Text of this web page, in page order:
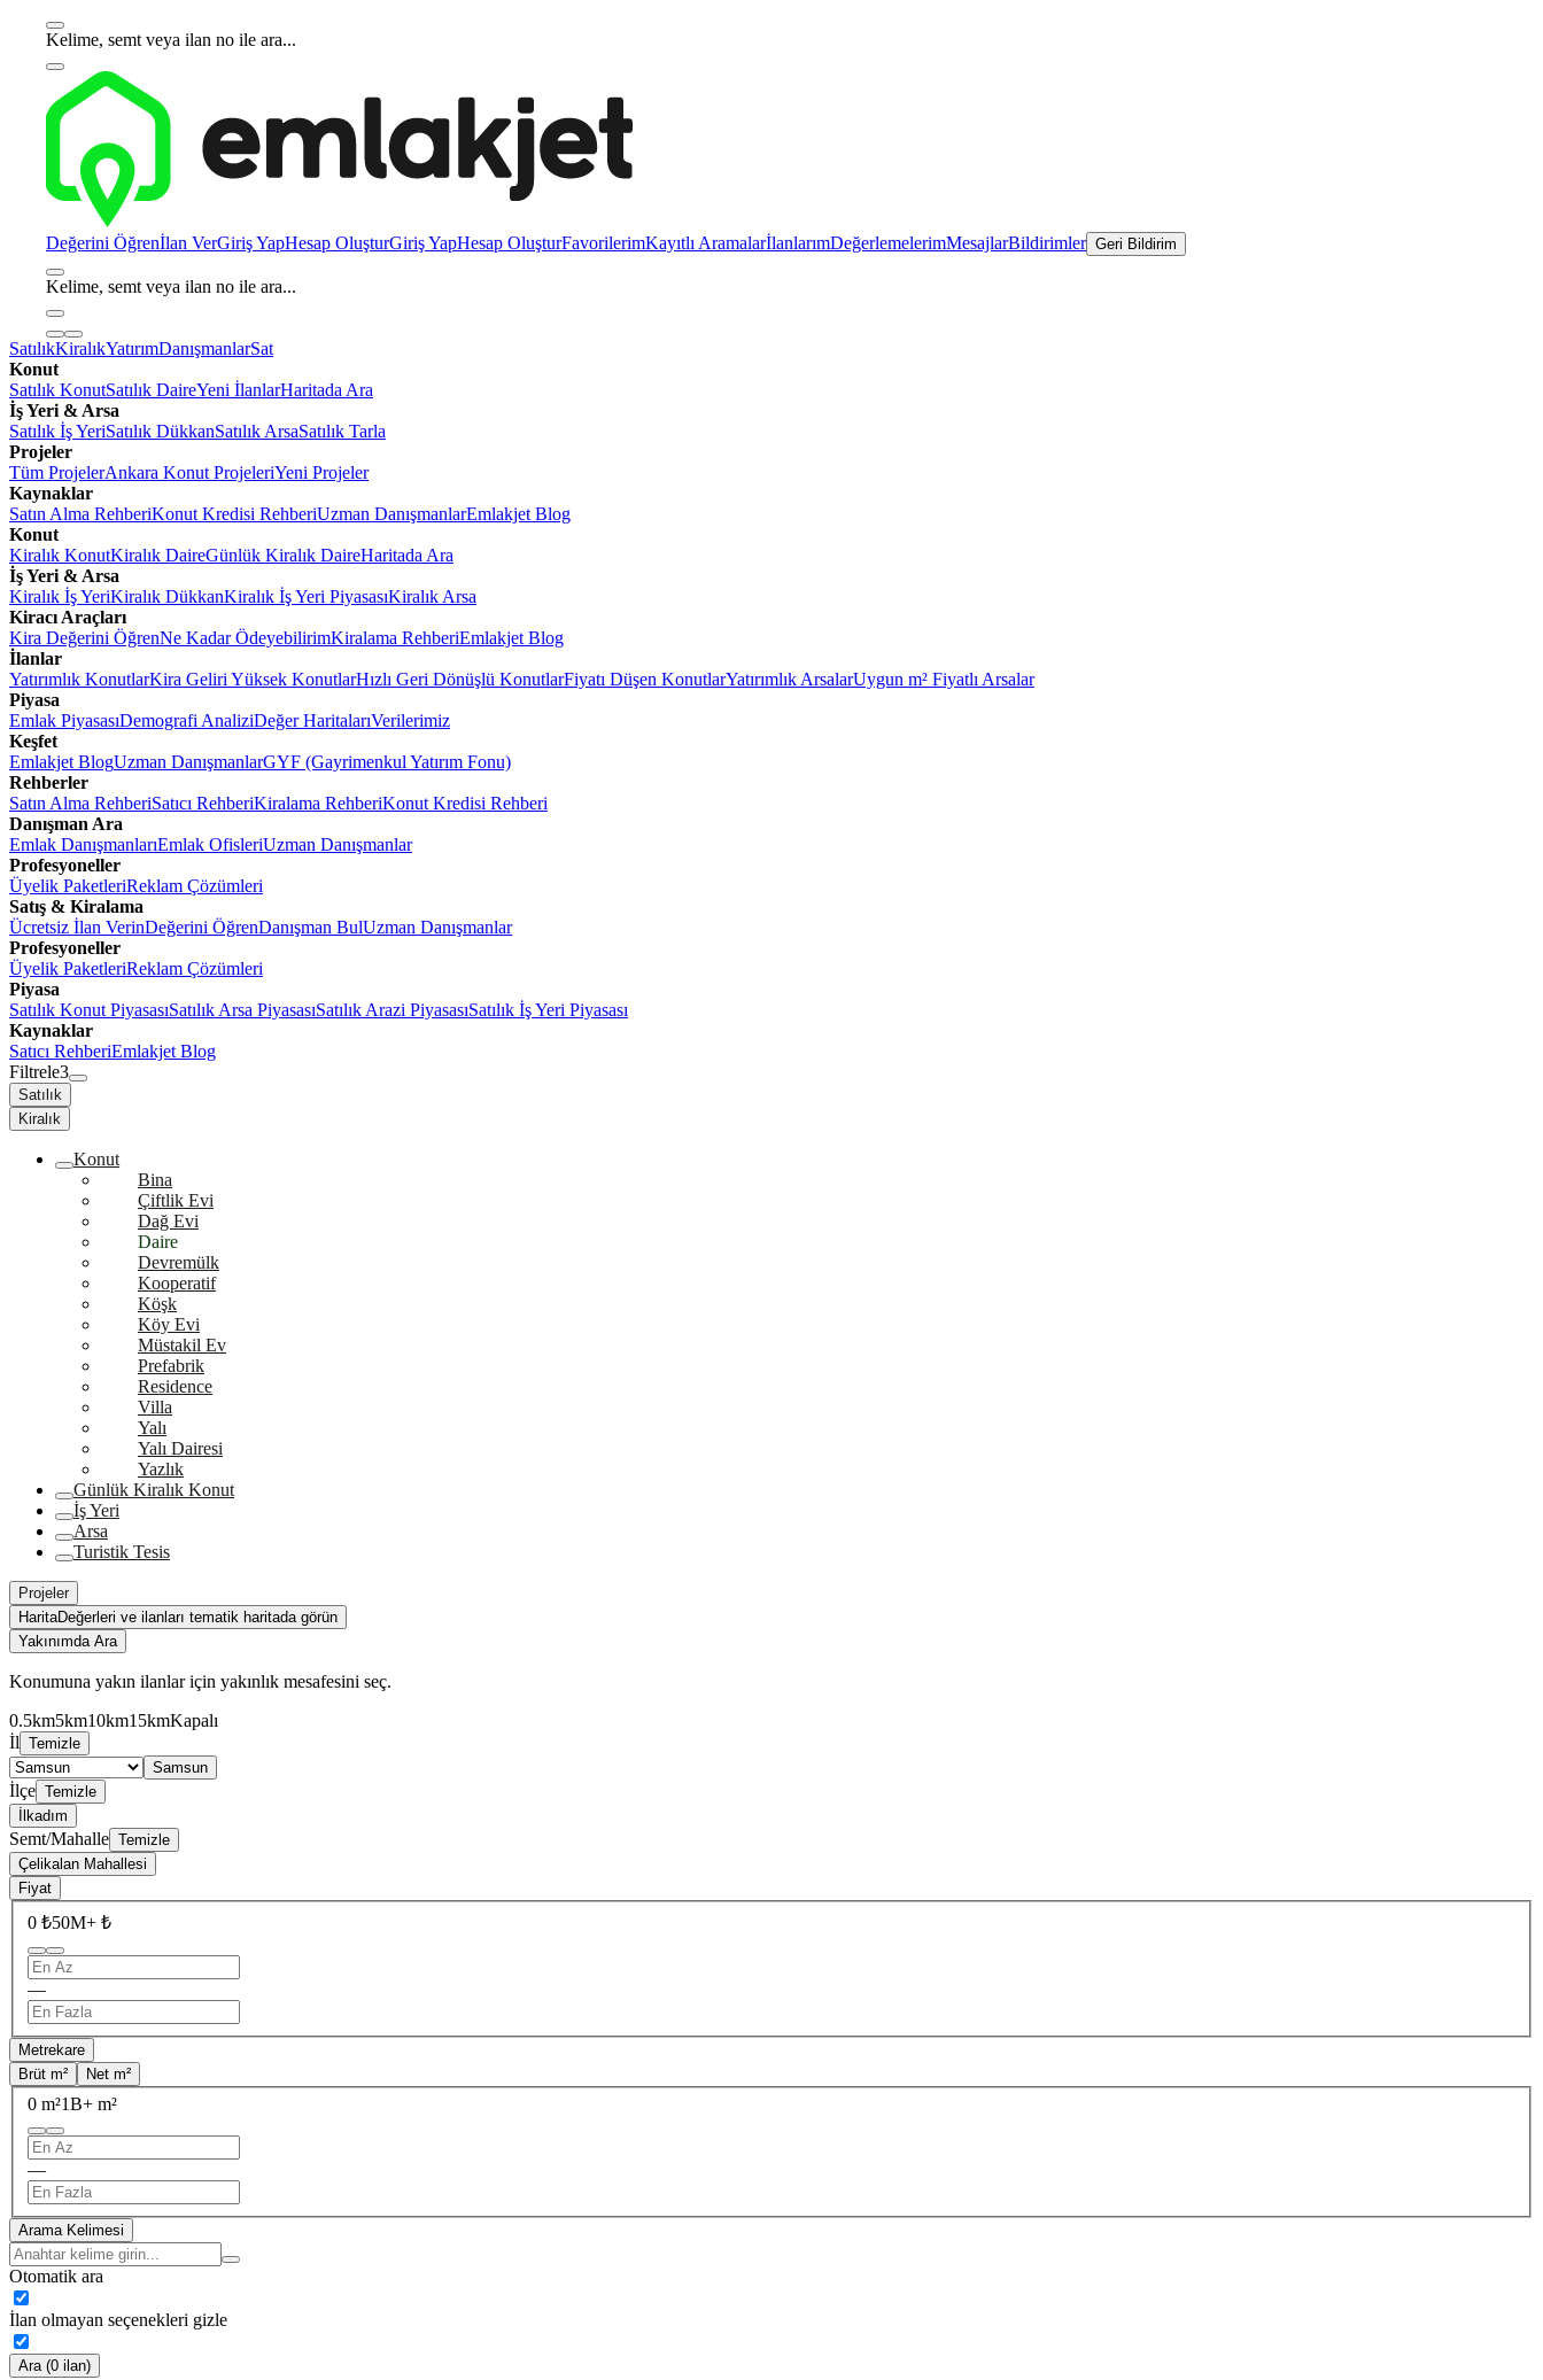
Kelime, semt veya ilan no ile ara...
Değerini Öğrenİlan VerGiriş YapHesap OluşturGiriş YapHesap OluşturFavorilerimKayıtlı AramalarİlanlarımDeğerlemelerimMesajlarBildirimler Geri Bildirim
Kelime, semt veya ilan no ile ara...
SatılıkKiralıkYatırımDanışmanlarSat
Konut
Satılık KonutSatılık DaireYeni İlanlarHaritada Ara
İş Yeri & Arsa
Satılık İş YeriSatılık DükkanSatılık ArsaSatılık Tarla
Projeler
Tüm ProjelerAnkara Konut ProjeleriYeni Projeler
Kaynaklar
Satın Alma RehberiKonut Kredisi RehberiUzman DanışmanlarEmlakjet Blog
Konut
Kiralık KonutKiralık DaireGünlük Kiralık DaireHaritada Ara
İş Yeri & Arsa
Kiralık İş YeriKiralık DükkanKiralık İş Yeri PiyasasıKiralık Arsa
Kiracı Araçları
Kira Değerini ÖğrenNe Kadar ÖdeyebilirimKiralama RehberiEmlakjet Blog
İlanlar
Yatırımlık KonutlarKira Geliri Yüksek KonutlarHızlı Geri Dönüşlü KonutlarFiyatı Düşen KonutlarYatırımlık ArsalarUygun m² Fiyatlı Arsalar
Piyasa
Emlak PiyasasıDemografi AnaliziDeğer HaritalarıVerilerimiz
Keşfet
Emlakjet BlogUzman DanışmanlarGYF (Gayrimenkul Yatırım Fonu)
Rehberler
Satın Alma RehberiSatıcı RehberiKiralama RehberiKonut Kredisi Rehberi
Danışman Ara
Emlak DanışmanlarıEmlak OfisleriUzman Danışmanlar
Profesyoneller
Üyelik PaketleriReklam Çözümleri
Satış & Kiralama
Ücretsiz İlan VerinDeğerini ÖğrenDanışman BulUzman Danışmanlar
Profesyoneller
Üyelik PaketleriReklam Çözümleri
Piyasa
Satılık Konut PiyasasıSatılık Arsa PiyasasıSatılık Arazi PiyasasıSatılık İş Yeri Piyasası
Kaynaklar
Satıcı RehberiEmlakjet Blog
Filtrele3
Satılık
Kiralık
Konut
Bina
Çiftlik Evi
Dağ Evi
Daire
Devremülk
Kooperatif
Köşk
Köy Evi
Müstakil Ev
Prefabrik
Residence
Villa
Yalı
Yalı Dairesi
Yazlık
Günlük Kiralık Konut
İş Yeri
Arsa
Turistik Tesis
Projeler
HaritaDeğerleri ve ilanları tematik haritada görün
Yakınımda Ara
Konumuna yakın ilanlar için yakınlık mesafesini seç.
0.5km5km10km15kmKapalı
İl Temizle
Samsun
İlçe Temizle
İlkadım
Semt/Mahalle Temizle
Çelikalan Mahallesi
Fiyat
0 ₺50M+ ₺
—
Metrekare
Brüt m²
Net m²
0 m²1B+ m²
—
Arama Kelimesi
Otomatik ara
İlan olmayan seçenekleri gizle
Ara (0 ilan)